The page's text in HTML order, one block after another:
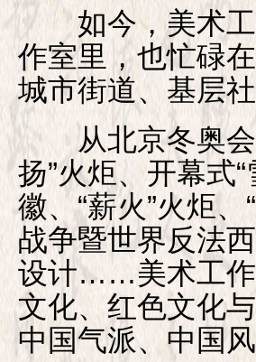
如今，美术工
作室里，也忙碌
城市街道、基层
从北京冬奥会的
扬”火炬、开幕式
徽、“薪火”火炬
战争暨世界反法
设计……美术工作
文化、红色文化
中国气派、中国